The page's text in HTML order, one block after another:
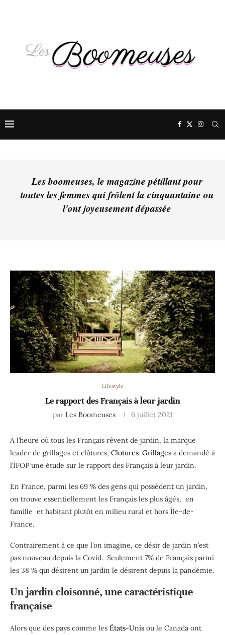
Les boomeuses, le magazine pétillant pour
toutes les femmes qui frôlent la cinquantaine ou
l'ont joyeusement dépassée
Lifestyle
Le rapport des Français à leur jardin
par Les Boomeuses 6 juillet 2021
A l’heure où tous les Français rêvent de jardin, la marque
leader de grillages et clôtures, Clotures-Grillages a demandé à
l’IFOP une étude sur le rapport des Français à leur jardin.
En France, parmi les 69 % des gens qui possèdent un jardin,
on trouve essentiellement les Français les plus âgés, en
famille et habitant plutôt en milieu rural et hors Île-de-
France.
Contrairement à ce que l’on imagine, ce désir de jardin n’est
pas nouveau depuis la Covid. Seulement 7% de Français parmi
les 38 % qui désirent un jardin le désirent depuis la pandémie.
Un jardin cloisonné, une caractéristique
française
Alors que des pays comme les États-Unis ou le Canada ont